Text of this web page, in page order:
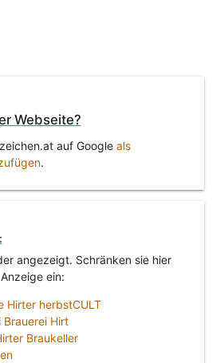
Webseite?
auf Google als
.
angezeigt. Schränken sie hier
ein:
Hirter herbstCULT
Brauerei Hirt
Braukeller